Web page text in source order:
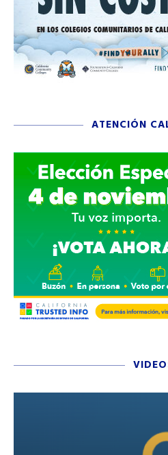
ATENCIÓN